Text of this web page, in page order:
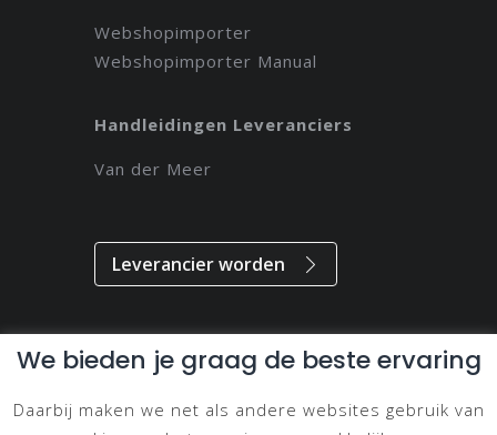
Webshopimporter
Webshopimporter Manual
Handleidingen Leveranciers
Van der Meer
Leverancier worden
Alle rechten voorbehouden // 2021 // Magdeveloper
Privacy & Disclaimer
We bieden je graag de beste ervaring
Daarbij maken we net als andere websites gebruik van